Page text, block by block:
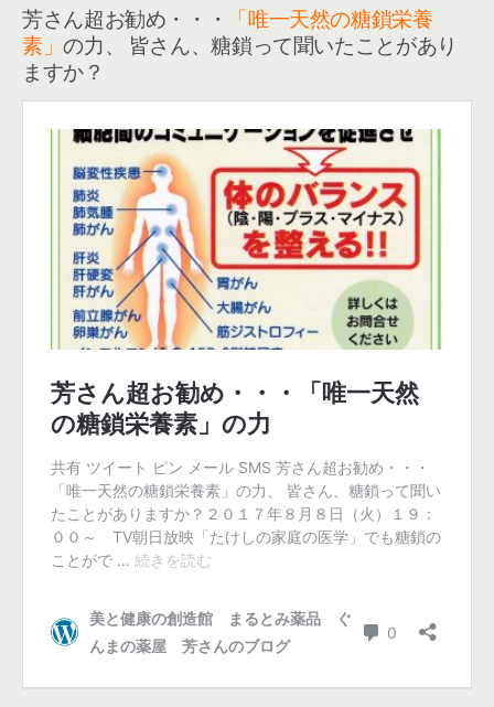
芳さん超お勧め・・・
「唯一天然の糖鎖栄養
素」の力、 皆さん、糖鎖って聞いたことがあり
ますか？